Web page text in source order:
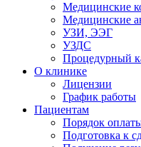
Медицинские
Медицинские
УЗИ, ЭЭГ
УЗДС
Процедурный
О клинике
Лицензии
График работы
Пациентам
Порядок
Подготовка к